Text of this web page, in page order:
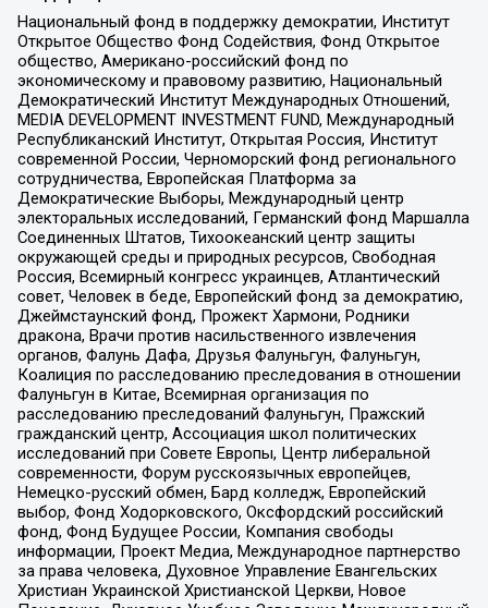
Национальный фонд в поддержку демократии, Институт
Открытое Общество Фонд Содействия, Фонд Открытое
общество, Американо-российский фонд по
экономическому и правовому развитию, Национальный
Демократический Институт Международных Отношений,
MEDIA DEVELOPMENT INVESTMENT FUND, Международный
Республиканский Институт, Открытая Россия, Институт
современной России, Черноморский фонд регионального
сотрудничества, Европейская Платформа за
Демократические Выборы, Международный центр
электоральных исследований, Германский фонд Маршалла
Соединенных Штатов, Тихоокеанский центр защиты
окружающей среды и природных ресурсов, Свободная
Россия, Всемирный конгресс украинцев, Атлантический
совет, Человек в беде, Европейский фонд за демократию,
Джеймстаунский фонд, Прожект Хармони, Родники
дракона, Врачи против насильственного извлечения
органов, Фалунь Дафа, Друзья Фалуньгун, Фалуньгун,
Коалиция по расследованию преследования в отношении
Фалуньгун в Китае, Всемирная организация по
расследованию преследований Фалуньгун, Пражский
гражданский центр, Ассоциация школ политических
исследований при Совете Европы, Центр либеральной
современности, Форум русскоязычных европейцев,
Немецко-русский обмен, Бард колледж, Европейский
выбор, Фонд Ходорковского, Оксфордский российский
фонд, Фонд Будущее России, Компания свободы
информации, Проект Медиа, Международное партнерство
за права человека, Духовное Управление Евангельских
Христиан Украинской Христианской Церкви, Новое